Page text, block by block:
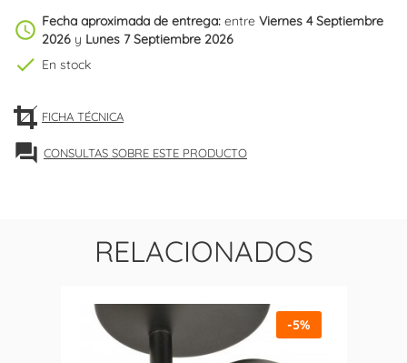
schedule Fecha aproximada de entrega: entre Viernes 4 Septiembre
2026 y Lunes 7 Septiembre 2026
check En stock
FICHA TÉCNICA
forum CONSULTAS SOBRE ESTE PRODUCTO
RELACIONADOS
-5%